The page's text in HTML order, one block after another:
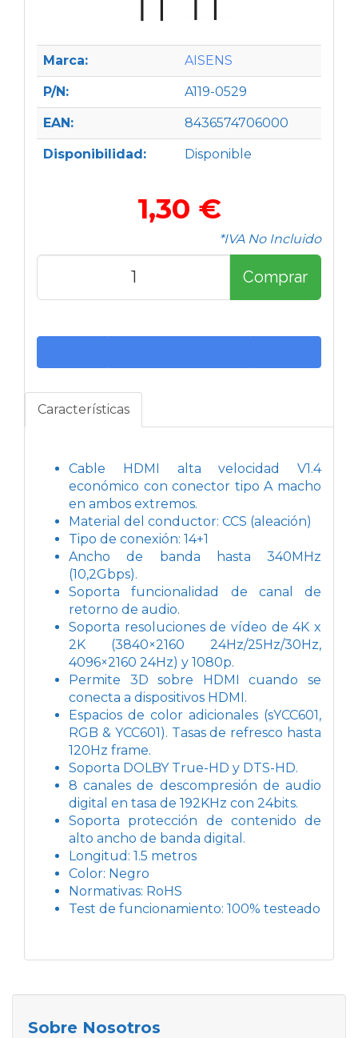
Marca: AISENS
P/N: A119-0529
EAN: 8436574706000
Disponibilidad: Disponible
1,30 €
*IVA No Incluido
Comprar
Características
Cable HDMI alta velocidad V1.4
económico con conector tipo A macho
en ambos extremos.
Material del conductor: CCS (aleación)
Tipo de conexión: 14+1
Ancho de banda hasta 340MHz
(10,2Gbps).
Soporta funcionalidad de canal de
retorno de audio.
Soporta resoluciones de vídeo de 4K x
2K (3840×2160 24Hz/25Hz/30Hz,
4096×2160 24Hz) y 1080p.
Permite 3D sobre HDMI cuando se
conecta a dispositivos HDMI.
Espacios de color adicionales (sYCC601,
RGB & YCC601). Tasas de refresco hasta
120Hz frame.
Soporta DOLBY True-HD y DTS-HD.
8 canales de descompresión de audio
digital en tasa de 192KHz con 24bits.
Soporta protección de contenido de
alto ancho de banda digital.
Longitud: 1.5 metros
Color: Negro
Normativas: RoHS
Test de funcionamiento: 100% testeado
Sobre Nosotros